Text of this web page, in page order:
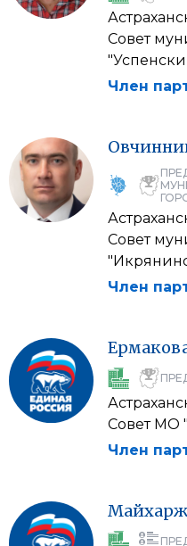
Совет
Член
Совет
Член
Совет МО
Член